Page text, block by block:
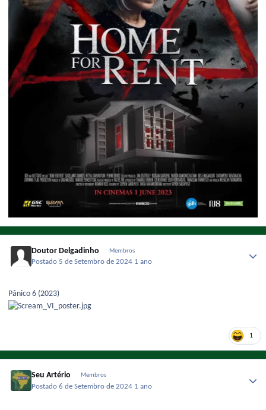
Doutor Delgadinho Membros
Postado 5 de Setembro de 2024 1 ano
Pânico 6 (2023)
1
Seu Artério Membros
Postado6 de Setembro de 2024 1 ano